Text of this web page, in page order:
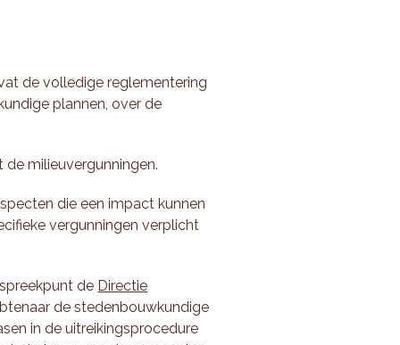
de volledige reglementering
plannen, over de
milieuvergunningen.
die een impact kunnen
vergunningen verplicht
de Directie
de stedenbouwkundige
in de uitreikingsprocedure